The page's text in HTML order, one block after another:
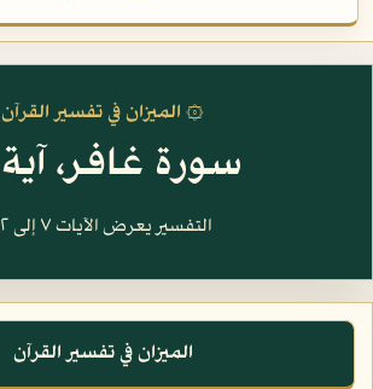
۞ الميزان في تفسير القرآن
سورة غافر، آية ٧
التفسير يعرض الآيات ٧ إلى ١٢
الميزان في تفسير القرآن